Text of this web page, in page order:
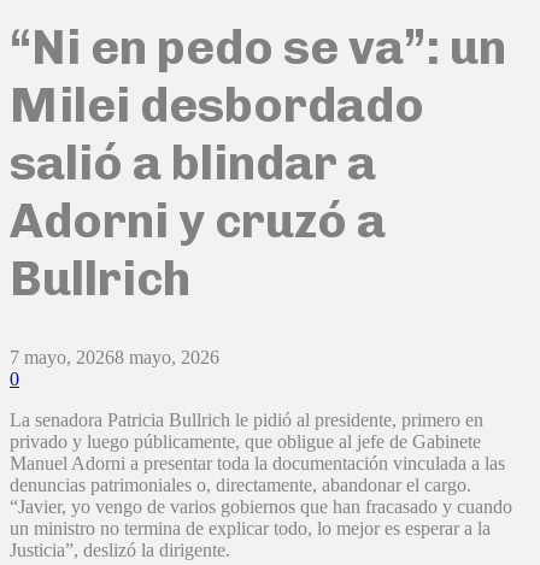
“Ni en pedo se va”: un
Milei desbordado
salió a blindar a
Adorni y cruzó a
Bullrich
7 mayo, 20268 mayo, 2026
0
La senadora Patricia Bullrich le pidió al presidente, primero en
privado y luego públicamente, que obligue al jefe de Gabinete
Manuel Adorni a presentar toda la documentación vinculada a las
denuncias patrimoniales o, directamente, abandonar el cargo.
“Javier, yo vengo de varios gobiernos que han fracasado y cuando
un ministro no termina de explicar todo, lo mejor es esperar a la
Justicia”, deslizó la dirigente.